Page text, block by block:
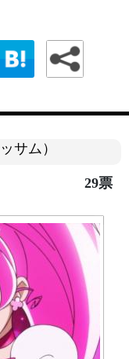
サム）
29票